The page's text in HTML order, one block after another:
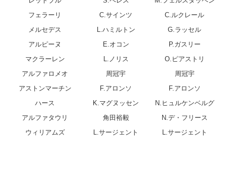
フェラーリ
C.サインツ
C.ルクレール
メルセデス
L.ハミルトン
G.ラッセル
アルピーヌ
E.オコン
P.ガスリー
マクラーレン
L.ノリス
O.ピアストリ
アルファロメオ
周冠宇
周冠宇
アストンマーチン
F.アロンソ
F.アロンソ
ハース
K.マグヌッセン
N.ヒュルケンベルグ
アルファタウリ
角田裕毅
N.デ・フリース
ウィリアムズ
L.サージェント L.サージェント